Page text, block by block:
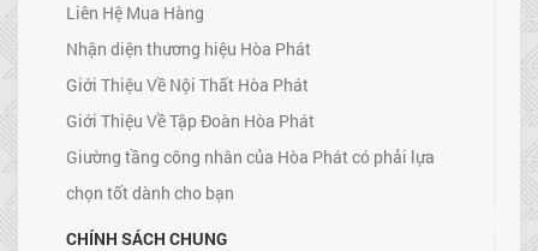
Liên Hệ Mua Hàng
Nhận diện thương hiệu Hòa Phát
Giới Thiệu Về Nội Thất Hòa Phát
Giới Thiệu Về Tập Đoàn Hòa Phát
Giường tầng công nhân của Hòa Phát có phải lựa
chọn tốt dành cho bạn
CHÍNH SÁCH CHUNG